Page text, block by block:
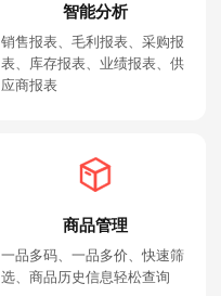
智能分析
销售报表、毛利报表、采购报
表、库存报表、业绩报表、供
应商报表
商品管理
一品多码、一品多价、快速筛
选、商品历史信息轻松查询